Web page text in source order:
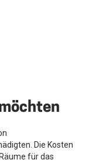
Die Kosten
für das